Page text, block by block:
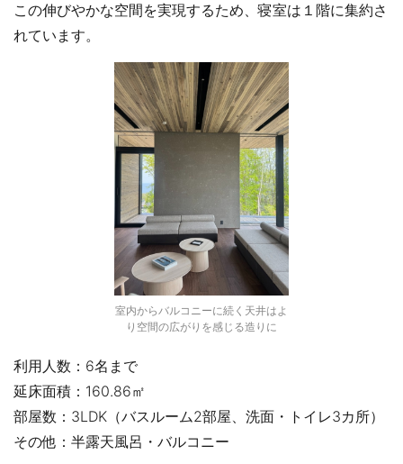
この伸びやかな空間を実現するため、寝室は１階に集約さ
れています。
室内からバルコニーに続く天井はよ
り空間の広がりを感じる造りに
利用人数：6名まで
延床面積：160.86㎡
部屋数：3LDK（バスルーム2部屋、洗面・トイレ3カ所）
その他：半露天風呂・バルコニー